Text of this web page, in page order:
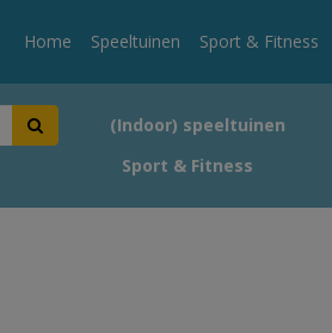
Home Speeltuinen Sport & Fitness
(Indoor) speeltuinen
Sport & Fitness